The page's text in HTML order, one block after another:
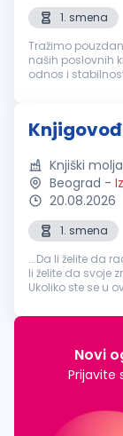
1. smena
Tražimo
naših poslovnih
odnos i
Knjiški
Beograd -
20.08.2026
1. smena
...Da li želite da
li želite da svoje
Ukoliko ste se u
Novi
Prijavite